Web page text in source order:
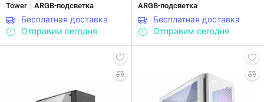
Tower
ARGB-подсветка
Бесплатная доставка
Отправим сегодня
ARGB-подсветка
Бесплатная доставка
Отправим сегодня